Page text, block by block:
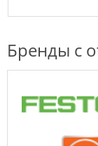
Бренды с